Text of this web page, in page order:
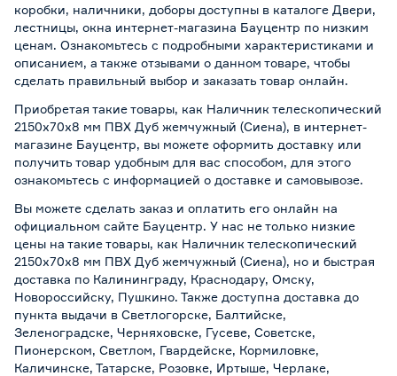
коробки, наличники, доборы доступны в каталоге Двери,
лестницы, окна интернет-магазина Бауцентр по низким
ценам. Ознакомьтесь с подробными характеристиками и
описанием, а также отзывами о данном товаре, чтобы
сделать правильный выбор и заказать товар онлайн.
Приобретая такие товары, как Наличник телескопический
2150x70x8 мм ПВХ Дуб жемчужный (Сиена), в интернет-
магазине Бауцентр, вы можете оформить доставку или
получить товар удобным для вас способом, для этого
ознакомьтесь с информацией о доставке и самовывозе.
Вы можете сделать заказ и оплатить его онлайн на
официальном сайте Бауцентр. У нас не только низкие
цены на такие товары, как Наличник телескопический
2150x70x8 мм ПВХ Дуб жемчужный (Сиена), но и быстрая
доставка по Калининграду, Краснодару, Омску,
Новороссийску, Пушкино. Также доступна доставка до
пункта выдачи в Светлогорске, Балтийске,
Зеленоградске, Черняховске, Гусеве, Советске,
Пионерском, Светлом, Гвардейске, Кормиловке,
Каличинске, Татарске, Розовке, Иртыше, Черлаке,